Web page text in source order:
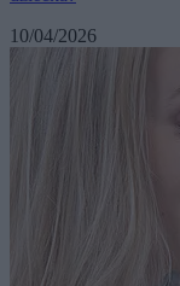
10/04/2026